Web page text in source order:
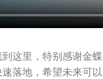
这里，特别感谢金
落地，希望未来可